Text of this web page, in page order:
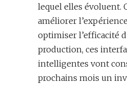
lequel elles évoluent.
améliorer
optimiser l’efficacité
production, ces
intelligentes vont
prochains mois un